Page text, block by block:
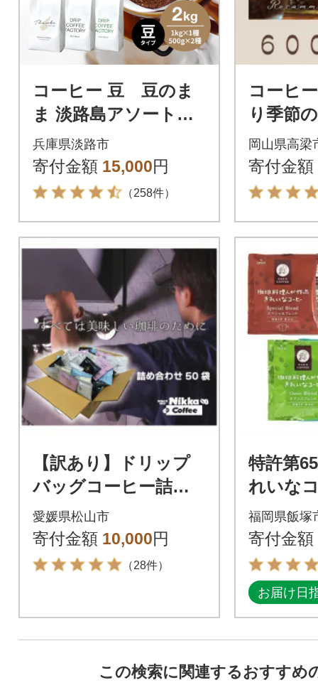
コーヒー 豆 豆のま
ま 淡路島アソートセ
ット 3種 2kg(500g×計
4袋) at14503
兵庫県淡路市
寄付金額 15,000円
（258件）
コーヒ
り季節
ット
岡山県高梁
寄付金額
【訳あり】ドリップ
バッグコーヒー詰め
合わせ50袋
愛媛県松山市
寄付金額 10,000円
（28件）
特許第
れいな
リップ
ト(合計
福岡県飯塚
寄付金額
お届け日
この検索に関連するおすすめ